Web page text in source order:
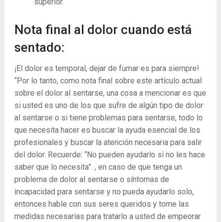
superior.
Nota final al dolor cuando está
sentado:
¡El dolor es temporal, dejar de fumar es para siempre!
“Por lo tanto, como nota final sobre este artículo actual
sobre el dolor al sentarse, una cosa a mencionar es que
si usted es uno de los que sufre de algún tipo de dolor
al sentarse o si tiene problemas para sentarse, todo lo
que necesita hacer es buscar la ayuda esencial de los
profesionales y buscar la atención necesaria para salir
del dolor. Recuerde: “No pueden ayudarlo si no les hace
saber que lo necesita”. , en caso de que tenga un
problema de dolor al sentarse o síntomas de
incapacidad para sentarse y no pueda ayudarlo solo,
entonces hable con sus seres queridos y tome las
medidas necesarias para tratarlo a usted de empeorar